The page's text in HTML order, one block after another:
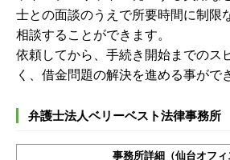
士との面談のうえで所要時間に制限
相談することができます。
依頼してから、手続き開始までのス
く、借金問題の解決を進める事がで
弁護士法人ベリーベスト法律事務所
事務所詳細（仙台オフィ